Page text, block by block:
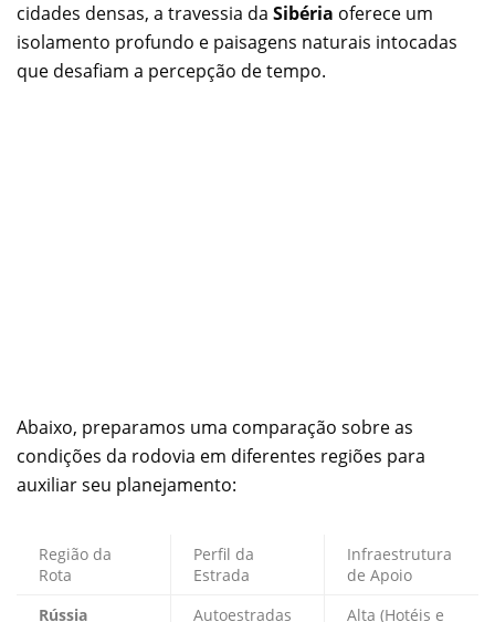
cidades densas, a travessia da Sibéria oferece um
isolamento profundo e paisagens naturais intocadas
que desafiam a percepção de tempo.
Abaixo, preparamos uma comparação sobre as
condições da rodovia em diferentes regiões para
auxiliar seu planejamento:
Região da
Rota
Perfil da
Estrada
Infraestrutura
de Apoio
Rússia
Autoestradas
Alta (Hotéis e